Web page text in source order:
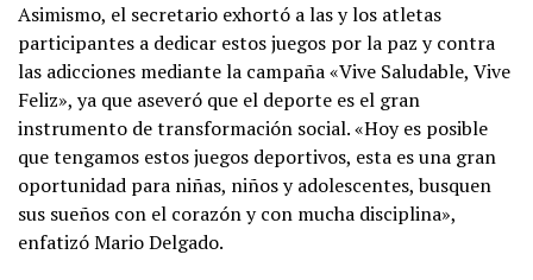
Asimismo, el secretario exhortó a las y los atletas
participantes a dedicar estos juegos por la paz y contra
las adicciones mediante la campaña «Vive Saludable, Vive
Feliz», ya que aseveró que el deporte es el gran
instrumento de transformación social. «Hoy es posible
que tengamos estos juegos deportivos, esta es una gran
oportunidad para niñas, niños y adolescentes, busquen
sus sueños con el corazón y con mucha disciplina»,
enfatizó Mario Delgado.